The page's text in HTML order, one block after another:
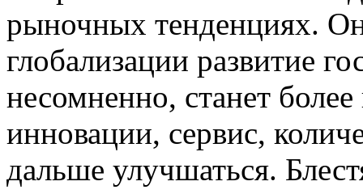
рыночных тенденциях.
глобализации развитие
несомненно, станет
инновации, сервис,
дальше улучшаться.